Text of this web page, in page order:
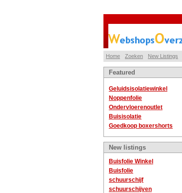
Home Zoeken New Listings
Featured
Geluidsisolatiewinkel
Noppenfolie
Ondervloerenoutlet
Buisisolatie
Goedkoop boxershorts
New listings
Buisfolie Winkel
Buisfolie
schuurschijf
schuurschijven